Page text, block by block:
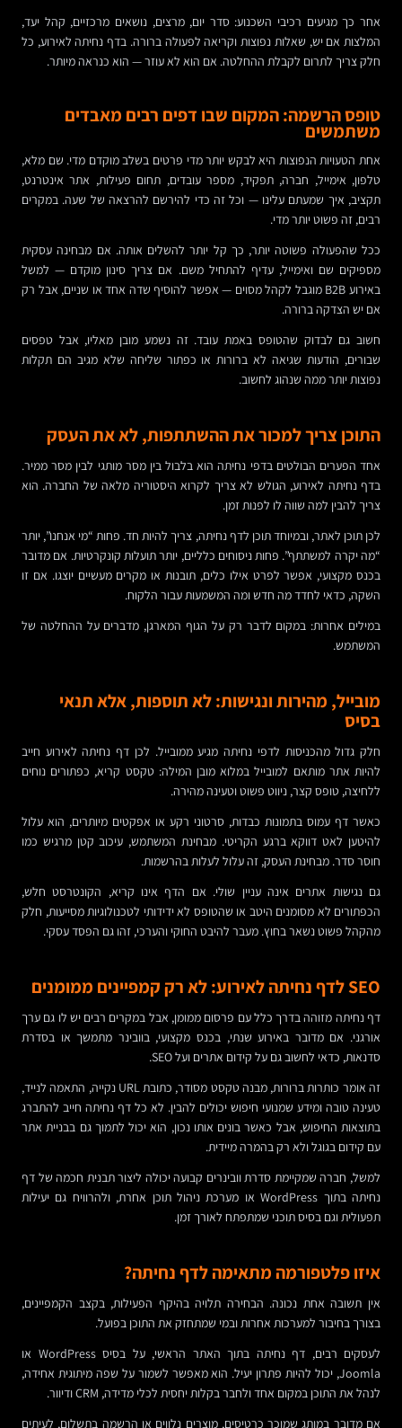
אחר כך מגיעים רכיבי השכנוע: סדר יום, מרצים, נושאים מרכזיים, קהל יעד,
המלצות אם יש, שאלות נפוצות וקריאה לפעולה ברורה. בדף נחיתה לאירוע, כל
חלק צריך לתרום לקבלת ההחלטה. אם הוא לא עוזר — הוא כנראה מיותר.
טופס הרשמה: המקום שבו דפים רבים מאבדים
משתמשים
אחת הטעויות הנפוצות היא לבקש יותר מדי פרטים בשלב מוקדם מדי. שם מלא,
טלפון, אימייל, חברה, תפקיד, מספר עובדים, תחום פעילות, אתר אינטרנט,
תקציב, איך שמעתם עלינו — וכל זה כדי להירשם להרצאה של שעה. במקרים
רבים, זה פשוט יותר מדי.
ככל שהפעולה פשוטה יותר, כך קל יותר להשלים אותה. אם מבחינה עסקית
מספיקים שם ואימייל, עדיף להתחיל משם. אם צריך סינון מוקדם — למשל
באירוע B2B מוגבל לקהל מסוים — אפשר להוסיף שדה אחד או שניים, אבל רק
אם יש הצדקה ברורה.
חשוב גם לבדוק שהטופס באמת עובד. זה נשמע מובן מאליו, אבל טפסים
שבורים, הודעות שגיאה לא ברורות או כפתור שליחה שלא מגיב הם תקלות
נפוצות יותר ממה שנהוג לחשוב.
התוכן צריך למכור את ההשתתפות, לא את העסק
אחד הפערים הבולטים בדפי נחיתה הוא בלבול בין מסר מותגי לבין מסר ממיר.
בדף נחיתה לאירוע, הגולש לא צריך לקרוא היסטוריה מלאה של החברה. הוא
צריך להבין למה שווה לו לפנות זמן.
לכן תוכן לאתר, ובמיוחד תוכן לדף נחיתה, צריך להיות חד. פחות “מי אנחנו”, יותר
“מה יקרה למשתתף”. פחות ניסוחים כלליים, יותר תועלות קונקרטיות. אם מדובר
בכנס מקצועי, אפשר לפרט אילו כלים, תובנות או מקרים מעשיים יוצגו. אם זו
השקה, כדאי לחדד מה חדש ומה המשמעות עבור הלקוח.
במילים אחרות: במקום לדבר רק על הגוף המארגן, מדברים על ההחלטה של
המשתמש.
מובייל, מהירות ונגישות: לא תוספות, אלא תנאי
בסיס
חלק גדול מהכניסות לדפי נחיתה מגיע ממובייל. לכן דף נחיתה לאירוע חייב
להיות אתר מותאם למובייל במלוא מובן המילה: טקסט קריא, כפתורים נוחים
ללחיצה, טופס קצר, ניווט פשוט וטעינה מהירה.
כאשר דף עמוס בתמונות כבדות, סרטוני רקע או אפקטים מיותרים, הוא עלול
להיטען לאט דווקא ברגע הקריטי. מבחינת המשתמש, עיכוב קטן מרגיש כמו
חוסר סדר. מבחינת העסק, זה עלול לעלות בהרשמות.
גם נגישות אתרים אינה עניין שולי. אם הדף אינו קריא, הקונטרסט חלש,
הכפתורים לא מסומנים היטב או שהטופס לא ידידותי לטכנולוגיות מסייעות, חלק
מהקהל פשוט נשאר בחוץ. מעבר להיבט החוקי והערכי, זהו גם הפסד עסקי.
SEO לדף נחיתה לאירוע: לא רק קמפיינים ממומנים
דף נחיתה מזוהה בדרך כלל עם פרסום ממומן, אבל במקרים רבים יש לו גם ערך
אורגני. אם מדובר באירוע שנתי, בכנס מקצועי, בוובינר מתמשך או בסדרת
סדנאות, כדאי לחשוב גם על קידום אתרים ועל SEO.
זה אומר כותרות ברורות, מבנה טקסט מסודר, כתובת URL נקייה, התאמה לנייד,
טעינה טובה ומידע שמנועי חיפוש יכולים להבין. לא כל דף נחיתה חייב להתברג
בתוצאות החיפוש, אבל כאשר בונים אותו נכון, הוא יכול לתמוך גם בבניית אתר
עם קידום בגוגל ולא רק בהמרה מיידית.
למשל, חברה שמקיימת סדרת וובינרים קבועה יכולה ליצור תבנית חכמה של דף
נחיתה בתוך WordPress או מערכת ניהול תוכן אחרת, ולהרוויח גם יעילות
תפעולית וגם בסיס תוכני שמתפתח לאורך זמן.
איזו פלטפורמה מתאימה לדף נחיתה?
אין תשובה אחת נכונה. הבחירה תלויה בהיקף הפעילות, בקצב הקמפיינים,
בצורך בחיבור למערכות אחרות ובמי שמתחזק את התוכן בפועל.
לעסקים רבים, דף נחיתה בתוך האתר הראשי, על בסיס WordPress או
Joomla, יכול להיות פתרון יעיל. הוא מאפשר לשמור על שפה מיתוגית אחידה,
לנהל את התוכן במקום אחד ולחבר בקלות יחסית לכלי מדידה, CRM ודיוור.
אם מדובר במותג שמוכר כרטיסים, מוצרים נלווים או הרשמה בתשלום, לעיתים